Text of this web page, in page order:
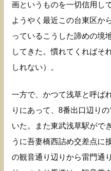
画というものを一切信用し
ようやく最近この台東区か
っているこうした諦めの境
してきた。慣れてくればそ
しれない）。
一方で、かつて浅草と呼ば
りにあって、8番出口辺り
いた。また東武浅草駅がで
うに吾妻橋西詰め交差点に
の観音通り辺りから雷門通